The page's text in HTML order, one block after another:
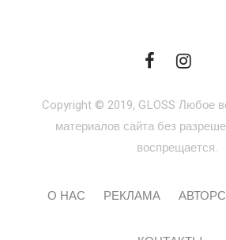
Copyright © 2019, GLOSS Любое
материалов сайта без
воспрещается.
О НАС РЕКЛАМА